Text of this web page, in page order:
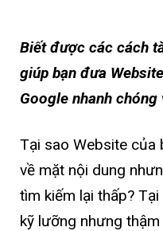
Biết được các cách
giúp bạn đưa
Google nhanh chóng
Tại sao Website của
về mặt nội dung
tìm kiếm lại thấp?
kỹ lưỡng nhưng